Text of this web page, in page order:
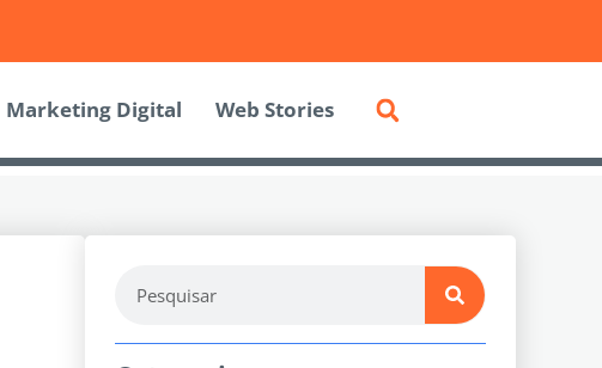
Marketing Digital Web Stories